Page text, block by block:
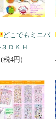
どこでもミニパ
ＤＫＨ
税4円)